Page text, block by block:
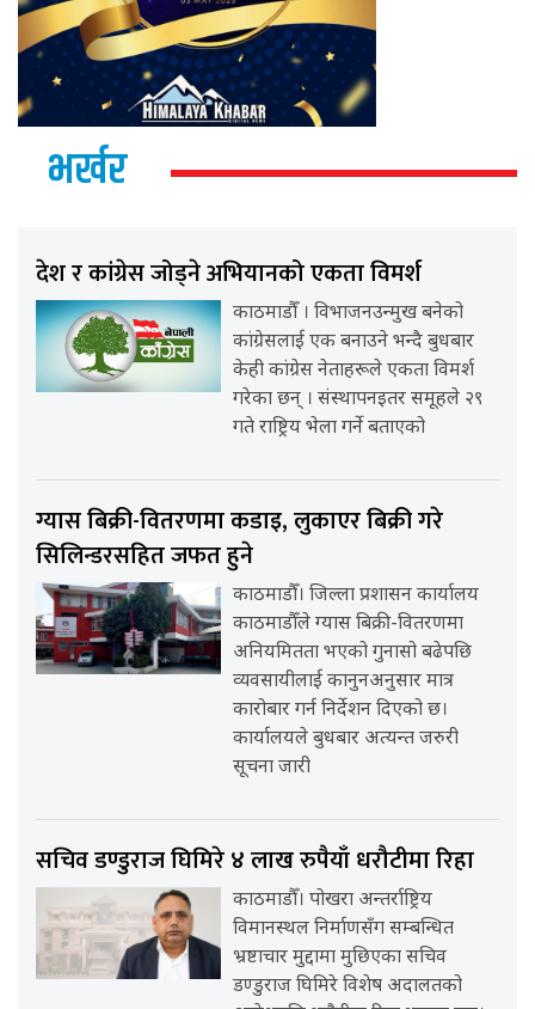
भर्खर
देश र कांग्रेस जोड्ने अभियानको एकता विमर्श
काठमाडौँ । विभाजनउन्मुख बनेको
कांग्रेसलाई एक बनाउने भन्दै बुधबार
केही कांग्रेस नेताहरूले एकता विमर्श
गरेका छन् । संस्थापनइतर समूहले २९
गते राष्ट्रिय भेला गर्ने बताएको
ग्यास बिक्री-वितरणमा कडाइ, लुकाएर बिक्री गरे
सिलिन्डरसहित जफत हुने
काठमाडौँ। जिल्ला प्रशासन कार्यालय
काठमाडौँले ग्यास बिक्री-वितरणमा
अनियमितता भएको गुनासो बढेपछि
व्यवसायीलाई कानुनअनुसार मात्र
कारोबार गर्न निर्देशन दिएको छ।
कार्यालयले बुधबार अत्यन्त जरुरी
सूचना जारी
सचिव डण्डुराज घिमिरे ४ लाख रुपैयाँ धरौटीमा रिहा
काठमाडौँ। पोखरा अन्तर्राष्ट्रिय
विमानस्थल निर्माणसँग सम्बन्धित
भ्रष्टाचार मुद्दामा मुछिएका सचिव
डण्डुराज घिमिरे विशेष अदालतको